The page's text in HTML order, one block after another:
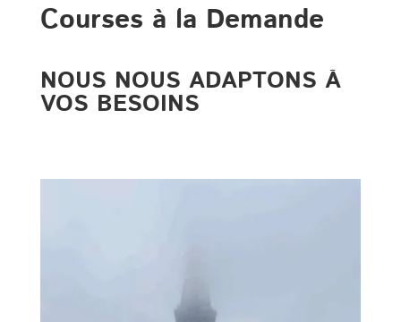
Courses à la Demande
NOUS NOUS ADAPTONS À
VOS BESOINS